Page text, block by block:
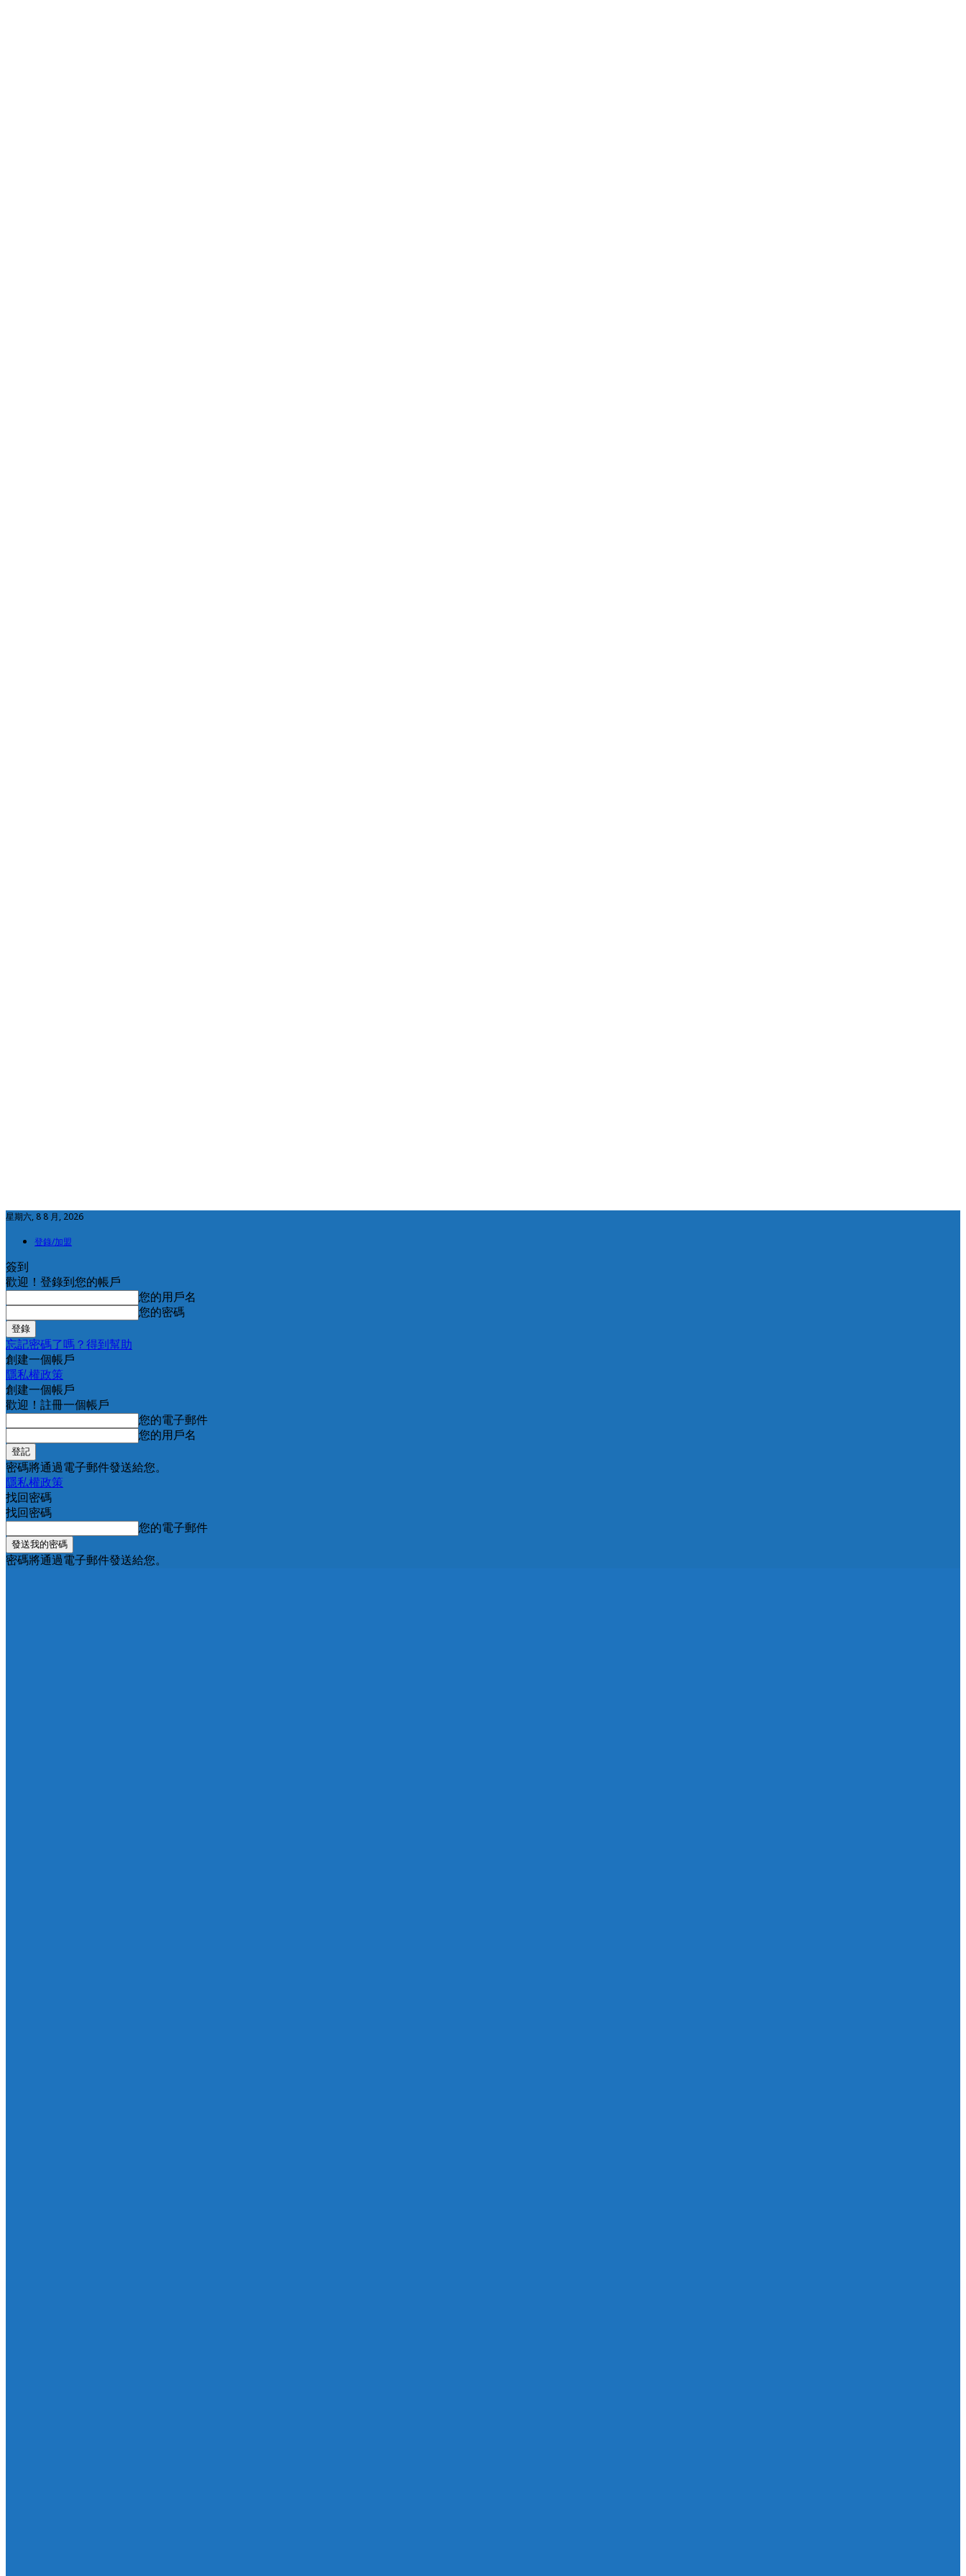
星期六, 8 8 月, 2026
登錄/加盟
簽到
歡迎！登錄到您的帳戶
您的用戶名
您的密碼
忘記密碼了嗎？得到幫助
創建一個帳戶
隱私權政策
創建一個帳戶
歡迎！註冊一個帳戶
您的電子郵件
您的用戶名
密碼將通過電子郵件發送給您。
隱私權政策
找回密碼
找回密碼
您的電子郵件
密碼將通過電子郵件發送給您。